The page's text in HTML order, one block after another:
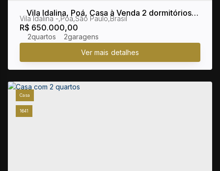
Vila Idalina, Poá, Casa à Venda 2 dormitórios,
sendo 1 suíte
R$ 650.000,00
Vila Idalina ,Poá,São Paulo,Brasil
2 2
1641
Casa